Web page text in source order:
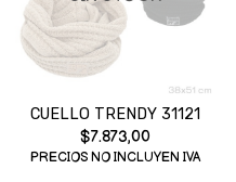
CUELLO TRENDY 31121
$7.873,00
PRECIOS NO INCLUYEN IVA